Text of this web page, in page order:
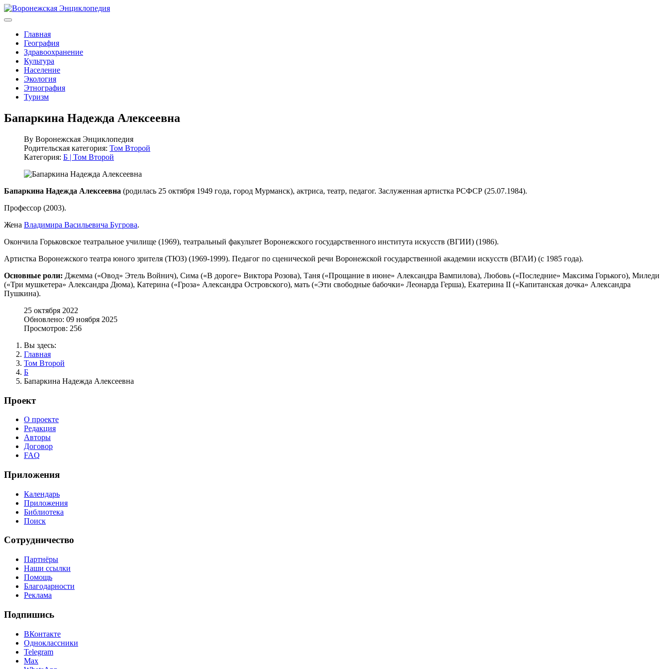
Главная
География
Здравоохранение
Культура
Население
Экология
Этнография
Туризм
Бапаркина Надежда Алексеевна
By Воронежская Энциклопедия
Родительская категория: Том Второй
Категория: Б | Том Второй
Бапаркина Надежда Алексеевна (родилась 25 октября 1949 года, город Мурманск), актриса, театр, педагог. Заслуженная артистка РСФСР (25.07.1984).
Профессор (2003).
Жена Владимира Васильевича Бугрова.
Окончила Горьковское театральное училище (1969), театральный факультет Воронежского государственного института искусств (ВГИИ) (1986).
Артистка Воронежского театра юного зрителя (ТЮЗ) (1969-1999). Педагог по сценической речи Воронежской государственной академии искусств (ВГАИ) (с 1985 года).
Основные роли: Джемма («Овод» Этель Войнич), Сима («В дороге» Виктора Розова), Таня («Прощание в июне» Александра Вампилова), Любовь («Последние» Максима Горького), Миледи
(«Три мушкетера» Александра Дюма), Катерина («Гроза» Александра Островского), мать («Эти свободные бабочки» Леонарда Герша), Екатерина II («Капитанская дочка» Александра
Пушкина).
25 октября 2022
Обновлено: 09 ноября 2025
Просмотров: 256
Вы здесь:
Главная
Том Второй
Б
Бапаркина Надежда Алексеевна
Проект
О проекте
Редакция
Авторы
Договор
FAQ
Приложения
Календарь
Приложения
Библиотека
Поиск
Сотрудничество
Партнёры
Наши ссылки
Помощь
Благодарности
Реклама
Подпишись
ВКонтакте
Одноклассники
Telegram
Max